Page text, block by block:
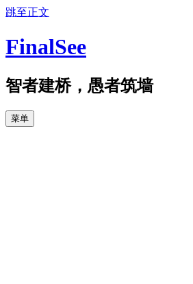
跳至正文
FinalSee
智者建桥，愚者筑墙
菜单